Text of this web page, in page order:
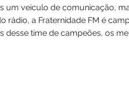
um veiculo de comunicação,
rádio, a Fraternidade FM é
desse time de campeões, os